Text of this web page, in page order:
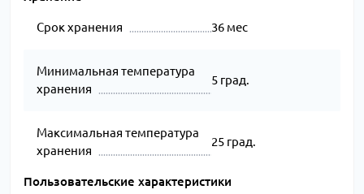
Срок хранения 36 мес
Минимальная температура
хранения
5 град.
Максимальная температура
хранения
25 град.
Пользовательские характеристики